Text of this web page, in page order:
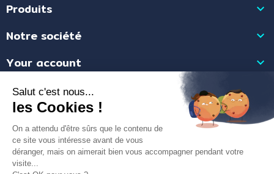
Produits 
Notre société 
Your account 
Store information
Merchant approved by Guaranteed Reviews Company,clic here to display
attestation.